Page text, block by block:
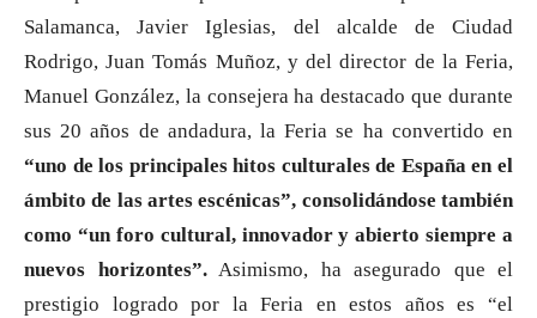
Salamanca, Javier Iglesias, del alcalde de Ciudad
Rodrigo, Juan Tomás Muñoz, y del director de la Feria,
Manuel González, la consejera ha destacado que durante
sus 20 años de andadura, la Feria se ha convertido en
“uno de los principales hitos culturales de España en el
ámbito de las artes escénicas”, consolidándose también
como “un foro cultural, innovador y abierto siempre a
nuevos horizontes”.Asimismo, ha asegurado que el
prestigio logrado por la Feria en estos años es “el